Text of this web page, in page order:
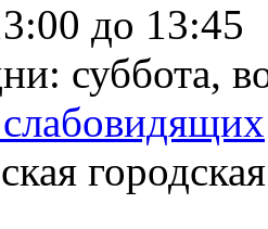
до 13:45
суббота,